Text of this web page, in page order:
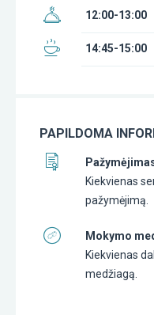
12:00-13:00
14:45-15:00
PAPILDOMA
Kiekvienas
pažymėjimą.
Mokymo
Kiekvienas
medžiagą.